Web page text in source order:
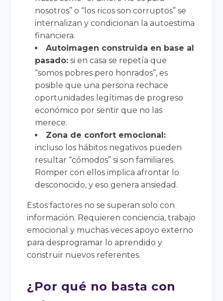
nosotros” o “los ricos son corruptos” se
internalizan y condicionan la autoestima
financiera.
Autoimagen construida en base al
pasado: si en casa se repetía que
“somos pobres pero honrados”, es
posible que una persona rechace
oportunidades legítimas de progreso
económico por sentir que no las
merece.
Zona de confort emocional:
incluso los hábitos negativos pueden
resultar “cómodos” si son familiares.
Romper con ellos implica afrontar lo
desconocido, y eso genera ansiedad.
Estos factores no se superan solo con
información. Requieren conciencia, trabajo
emocional y muchas veces apoyo externo
para desprogramar lo aprendido y
construir nuevos referentes.
¿Por qué no basta con